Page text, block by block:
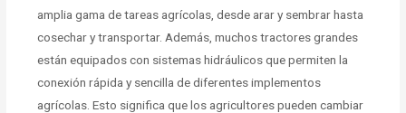
amplia gama de tareas agrícolas, desde arar y sembrar hasta
cosechar y transportar. Además, muchos tractores grandes
están equipados con sistemas hidráulicos que permiten la
conexión rápida y sencilla de diferentes implementos
agrícolas. Esto significa que los agricultores pueden cambiar